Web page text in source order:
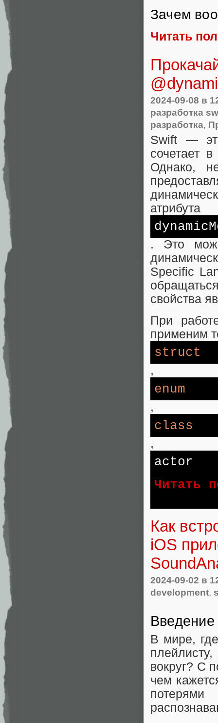
Зачем
Читать
2024-09-08 в
разработка
разработка,
Swift —
сочетает
Однако,
атрибута
. Это
Specific
свойства
При
применим
struct
,
enum
,
class
,
actor
Читать
Как
iOS
2024-09-02 в
development,
Введение
В мире,
вокруг? С
чем
потерями